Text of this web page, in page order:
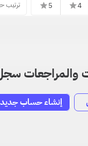
4
star
5
star
والمراجعات
إنشاء حساب جديد